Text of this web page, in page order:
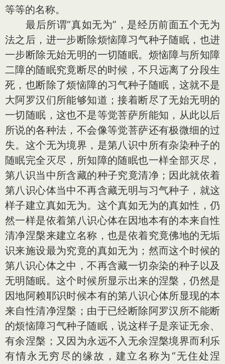
等等的名称。
最后所谓“真如无为”，是经历前面五个无为
法之后，进一步断除烦恼障习气种子随眠，也进
一步断除无始无明的一切随眠。烦恼障与所知障
二障的随眠究竟断尽的时候，不只远离了分段生
死，也断除了烦恼障的习气种子随眠，这就不是
大阿罗汉们所能够知道；接着断尽了无始无明的
一切随眠，这也不是等觉菩萨所能知，从此以后
所说的各种法，不会像等觉菩萨还有极微细的过
失。这个无为境界，是第八识中所有杂染种子的
随眠完全灭尽，所知障的随眠也一样全部灭尽，
第八识当中所含藏的种子究竟清净；因此就依着
第八识心体当中不再含藏无明与习气种子，就这
样子建立真如无为。这个真如无为的真如性，仍
然一样是依着第八识心体在因地本有的本来自性
清净涅槃来建立名称，也是依着究竟佛地的无垢
识来施设最为究竟的真如无为；然而这个时候的
第八识心体之中，不再含藏一切杂染的种子以及
无明随眠。这个时候所显示出来的涅槃，仍然是
因地阿赖耶识时候本有的第八识心体所显现的本
来自性清净涅槃；由于已经断除阿罗汉所不能断
的烦恼障习气种子随眠，说这样子是亲证无余、
有余涅槃；又因为永远不入无余涅槃境界而利乐
有情永无穷尽的缘故，建立名称为“无住处涅